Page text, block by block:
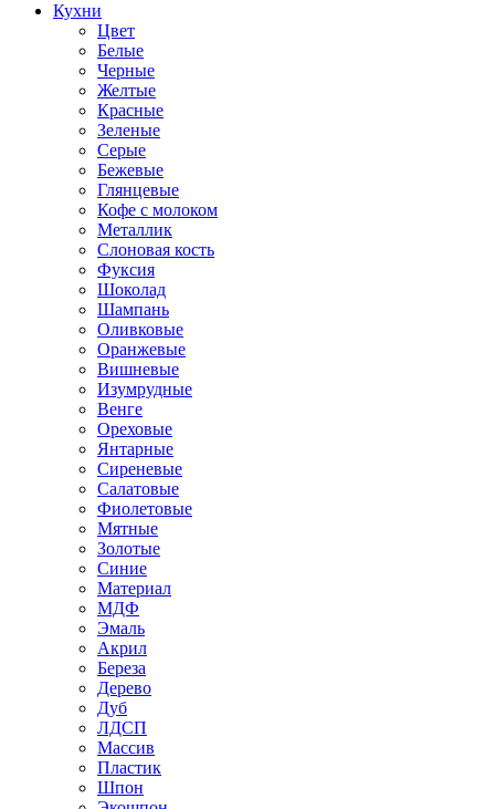
Кухни
Цвет
Белые
Черные
Желтые
Красные
Зеленые
Серые
Бежевые
Глянцевые
Кофе с молоком
Металлик
Слоновая кость
Фуксия
Шоколад
Шампань
Оливковые
Оранжевые
Вишневые
Изумрудные
Венге
Ореховые
Янтарные
Сиреневые
Салатовые
Фиолетовые
Мятные
Золотые
Синие
Материал
МДФ
Эмаль
Акрил
Береза
Дерево
Дуб
ЛДСП
Массив
Пластик
Шпон